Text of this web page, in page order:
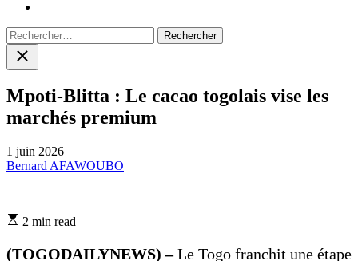
Rechercher :
Close
search
Mpoti-Blitta : Le cacao togolais vise les
marchés premium
1 juin 2026
Bernard AFAWOUBO
Estimated
time
2 min read
(TOGODAILYNEWS) –Le Togo franchit une étape